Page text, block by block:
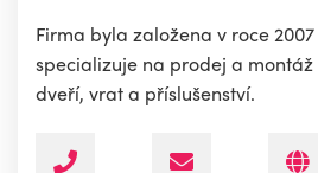
Firma byla založena v roce
specializuje na prodej a montáž
dveří, vrat a příslušenství.